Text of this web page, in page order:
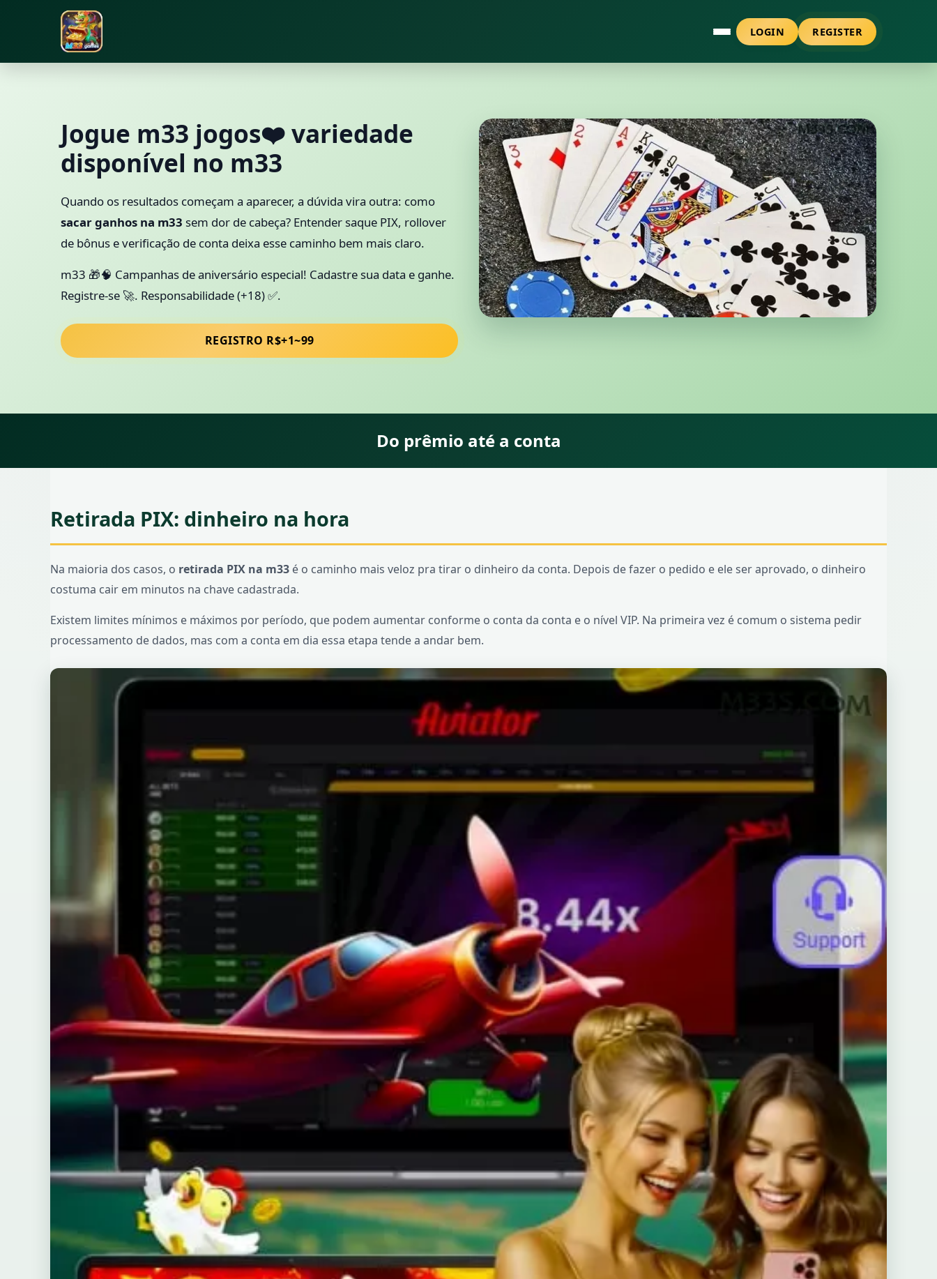
LOGIN REGISTER
Jogue m33 jogos❤️ variedade
disponível no m33
Quando os resultados começam a aparecer, a dúvida vira outra: como
sacar ganhos na m33 sem dor de cabeça? Entender saque PIX, rollover
de bônus e verificação de conta deixa esse caminho bem mais claro.
m33 🎁🧠 Campanhas de aniversário especial! Cadastre sua data e ganhe.
Registre-se 🚀. Responsabilidade (+18) ✅.
REGISTRO R$+1~99
Do prêmio até a conta
Retirada PIX: dinheiro na hora
Na maioria dos casos, o retirada PIX na m33 é o caminho mais veloz pra tirar o dinheiro da conta. Depois de fazer o pedido e ele ser aprovado, o dinheiro
costuma cair em minutos na chave cadastrada.
Existem limites mínimos e máximos por período, que podem aumentar conforme o conta da conta e o nível VIP. Na primeira vez é comum o sistema pedir
processamento de dados, mas com a conta em dia essa etapa tende a andar bem.